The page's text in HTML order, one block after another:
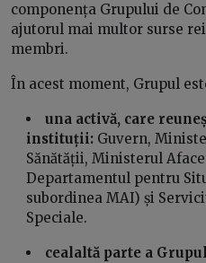
componența Grupului de
ajutorul mai multor surse
membri.
În acest moment, Grupul
una activă, care
instituții: Guvern,
Sănătății, Ministerul
Departamentul pentru
subordinea MAI) și
Speciale.
cealaltă parte a